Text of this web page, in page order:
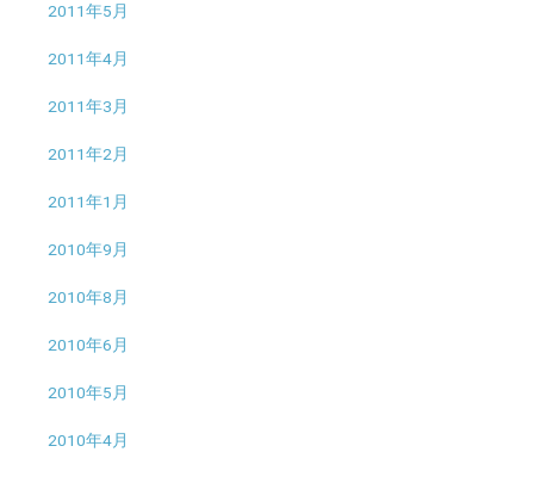
2011年5月
2011年4月
2011年3月
2011年2月
2011年1月
2010年9月
2010年8月
2010年6月
2010年5月
2010年4月